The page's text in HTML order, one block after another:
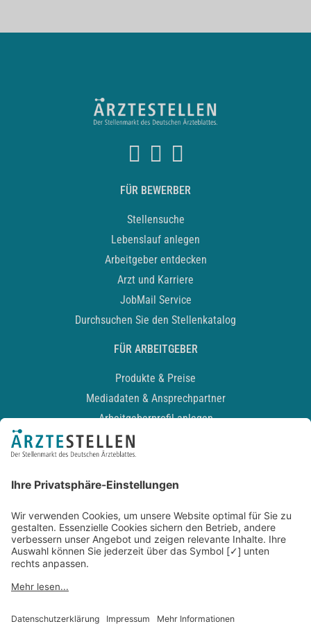
FÜR BEWERBER
Stellensuche
Lebenslauf anlegen
Arbeitgeber entdecken
Arzt und Karriere
JobMail Service
Durchsuchen Sie den Stellenkatalog
FÜR ARBEITGEBER
Produkte & Preise
Mediadaten & Ansprechpartner
Arbeitgeberprofil anlegen
Recruiting-Podcast
Kontakt
Datenschutz
Newsletter